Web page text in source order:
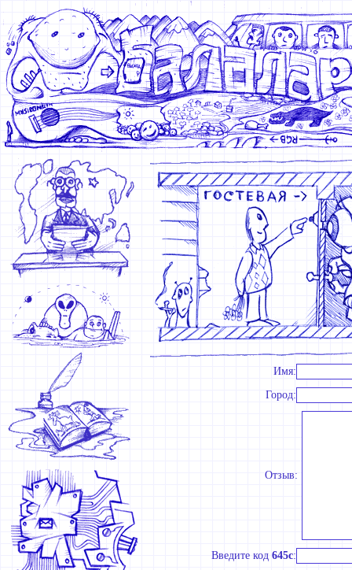
Имя:
Город:
Отзыв:
Введите код 645c: